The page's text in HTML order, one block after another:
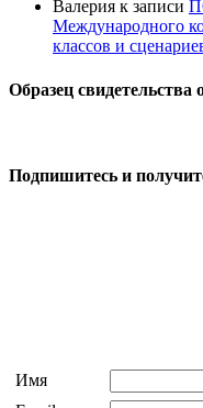
Валерия к записи
Международного
классов и
Образец
Подпишитесь и
Имя